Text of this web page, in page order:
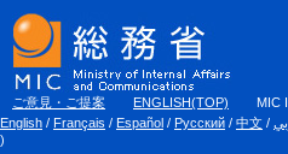
ご意見・ご提案 ENGLISH(TOP) MIC
English / Français / Español / Русский / 中文 /
)